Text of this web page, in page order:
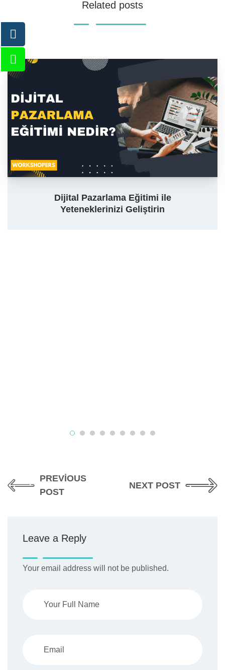
Related posts
Dijital Pazarlama Eğitimi ile
Yeteneklerinizi Geliştirin
PREVIOUS
POST
NEXT POST
Leave a Reply
Your email address will not be published.